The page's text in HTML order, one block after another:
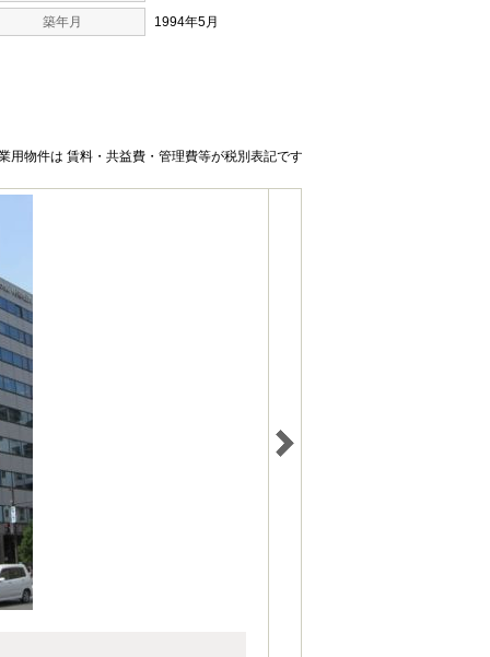
築年月 1994年5月
用物件は 賃料・共益費・管理費等が税別表記です